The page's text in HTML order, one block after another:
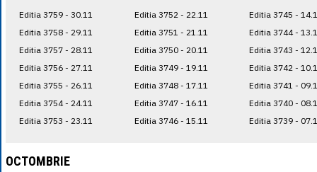
Editia 3759 - 30.11
Editia 3758 - 29.11
Editia 3757 - 28.11
Editia 3756 - 27.11
Editia 3755 - 26.11
Editia 3754 - 24.11
Editia 3753 - 23.11
Editia 3752 - 22.11
Editia 3751 - 21.11
Editia 3750 - 20.11
Editia 3749 - 19.11
Editia 3748 - 17.11
Editia 3747 - 16.11
Editia 3746 - 15.11
Editia 3745 -
Editia 3744 -
Editia 3743 -
Editia 3742 -
Editia 3741 -
Editia 3740 -
Editia 3739 -
OCTOMBRIE